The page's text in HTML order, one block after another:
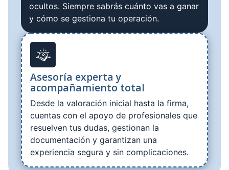
ocultos. Siempre sabrás cuánto vas a ganar
y cómo se gestiona tu operación.
Asesoría experta y
acompañamiento total
Desde la valoración inicial hasta la firma,
cuentas con el apoyo de profesionales que
resuelven tus dudas, gestionan la
documentación y garantizan una
experiencia segura y sin complicaciones.